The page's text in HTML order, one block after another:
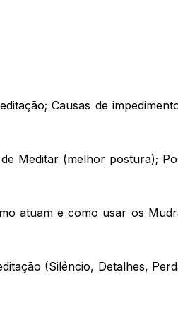
Causas de
Meditar (melhor postura);
atuam e como usar os
(Silêncio, Detalhes,